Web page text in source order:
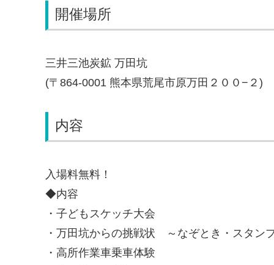
開催場所
三井三池炭鉱 万田坑
(〒864-0001 熊本県荒尾市原万田２００−２)
内容
入場料無料！
◆内容
・子どもスケッチ大会
・万田坑からの挑戦状 ～なぞとき・スタン
・高所作業車乗車体験